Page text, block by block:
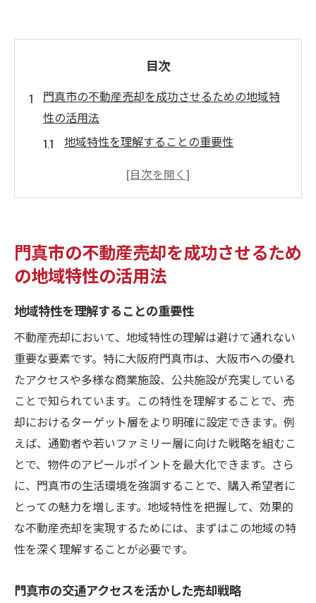
目次
門真市の不動産売却を成功させるための地域特
性の活用法
地域特性を理解することの重要性
門真市の交通アクセスを活かした売却戦略
地域の魅力を最大限に引き出す方法
不動産売却における門真市の強みとその活かし
方
大阪市へのアクセスの良さについて
門真市の地域特性を反映したマーケティン
グ
若いファミリー層に訴求するポイント
通勤者が求める条件を理解する
地域の成長を売却に活かす方法
門真市の生活環境を強調する
生活利便性をアピールする門真市の不動産売却
戦略
商業施設の充実度を強調する
生活環境の快適さをアピール
門真市の不動産売却を成功させるため
の地域特性の活用法
地域特性を理解することの重要性
不動産売却において、地域特性の理解は避けて通れない
重要な要素です。特に大阪府門真市は、大阪市への優れ
たアクセスや多様な商業施設、公共施設が充実している
ことで知られています。この特性を理解することで、売
却におけるターゲット層をより明確に設定できます。例
えば、通勤者や若いファミリー層に向けた戦略を組むこ
とで、物件のアピールポイントを最大化できます。さら
に、門真市の生活環境を強調することで、購入希望者に
とっての魅力を増します。地域特性を把握して、効果的
な不動産売却を実現するためには、まずはこの地域の特
性を深く理解することが必要です。
門真市の交通アクセスを活かした売却戦略